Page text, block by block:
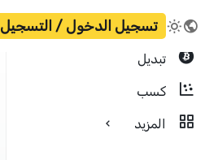
تسجيل الدخول / التسجيل
تبديل
كسب
المزيد